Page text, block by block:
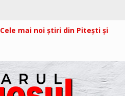
Cele mai noi știri din Pitești și